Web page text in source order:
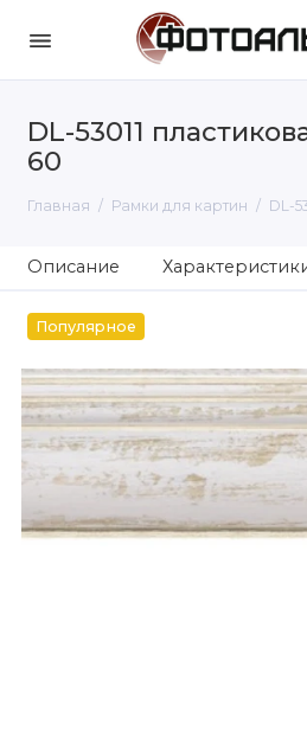
DL-53011
60
Главная Рамки для картин DL-
Описание
Популярное